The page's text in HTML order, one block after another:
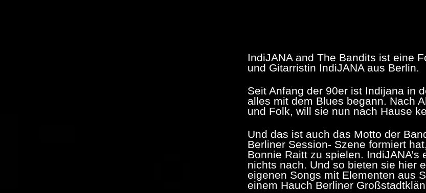
IndiJANA and The Bandits ist eine
und Gitarristin IndiJANA aus Berlin.
Seit Anfang der 90er ist Indijana in
alles mit dem Blues begann. Nach
und Folk, will sie nun nach Hause
Und das ist auch das Motto der
Berliner Session- Szene formiert
Bonnie Raitt zu spielen.
nichts nach. Und so bieten sie hier
eigenen Songs mit Elementen aus
einem Hauch Berliner